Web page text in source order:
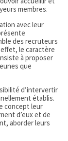
membres.
avec leur
des recruteurs
le caractère
à proposer
que
d’intervertir
établis.
concept leur
d’eux et de
aborder leurs